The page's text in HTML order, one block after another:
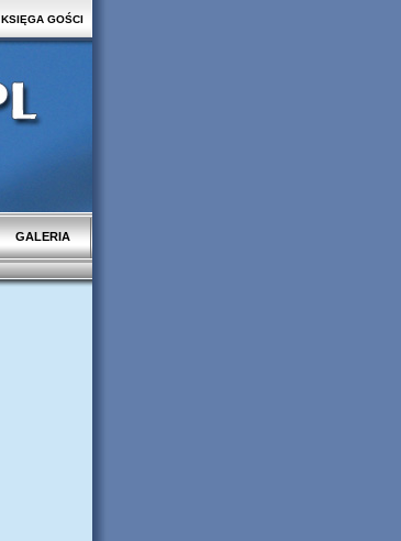
KSIĘGA GOŚCI
GALERIA